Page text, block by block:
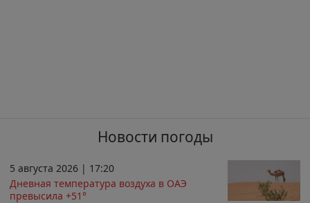
Новости погоды
5 августа 2026 | 17:20
Дневная температура воздуха в ОАЭ
превысила +51°